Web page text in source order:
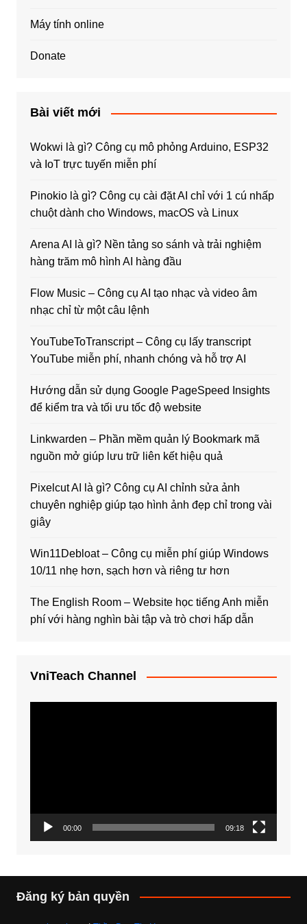
Máy tính online
Donate
Bài viết mới
Wokwi là gì? Công cụ mô phỏng Arduino, ESP32
và IoT trực tuyến miễn phí
Pinokio là gì? Công cụ cài đặt AI chỉ với 1 cú nhấp
chuột dành cho Windows, macOS và Linux
Arena AI là gì? Nền tảng so sánh và trải nghiệm
hàng trăm mô hình AI hàng đầu
Flow Music – Công cụ AI tạo nhạc và video âm
nhạc chỉ từ một câu lệnh
YouTubeToTranscript – Công cụ lấy transcript
YouTube miễn phí, nhanh chóng và hỗ trợ AI
Hướng dẫn sử dụng Google PageSpeed Insights
để kiểm tra và tối ưu tốc độ website
Linkwarden – Phần mềm quản lý Bookmark mã
nguồn mở giúp lưu trữ liên kết hiệu quả
Pixelcut AI là gì? Công cụ AI chỉnh sửa ảnh
chuyên nghiệp giúp tạo hình ảnh đẹp chỉ trong vài
giây
Win11Debloat – Công cụ miễn phí giúp Windows
10/11 nhẹ hơn, sạch hơn và riêng tư hơn
The English Room – Website học tiếng Anh miễn
phí với hàng nghìn bài tập và trò chơi hấp dẫn
VniTeach Channel
00:00 09:18
Đăng ký bản quyền